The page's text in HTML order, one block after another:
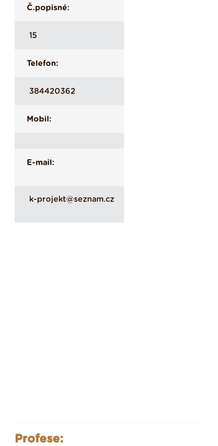
Č.popisné:
15
Telefon:
384420362
Mobil:
E-mail:
k-projekt@seznam.cz
Profese: